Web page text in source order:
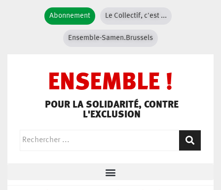
Abonnement Le Collectif, c'est ...
Ensemble-Samen.Brussels
ENSEMBLE !
POUR LA SOLIDARITÉ, CONTRE
L'EXCLUSION